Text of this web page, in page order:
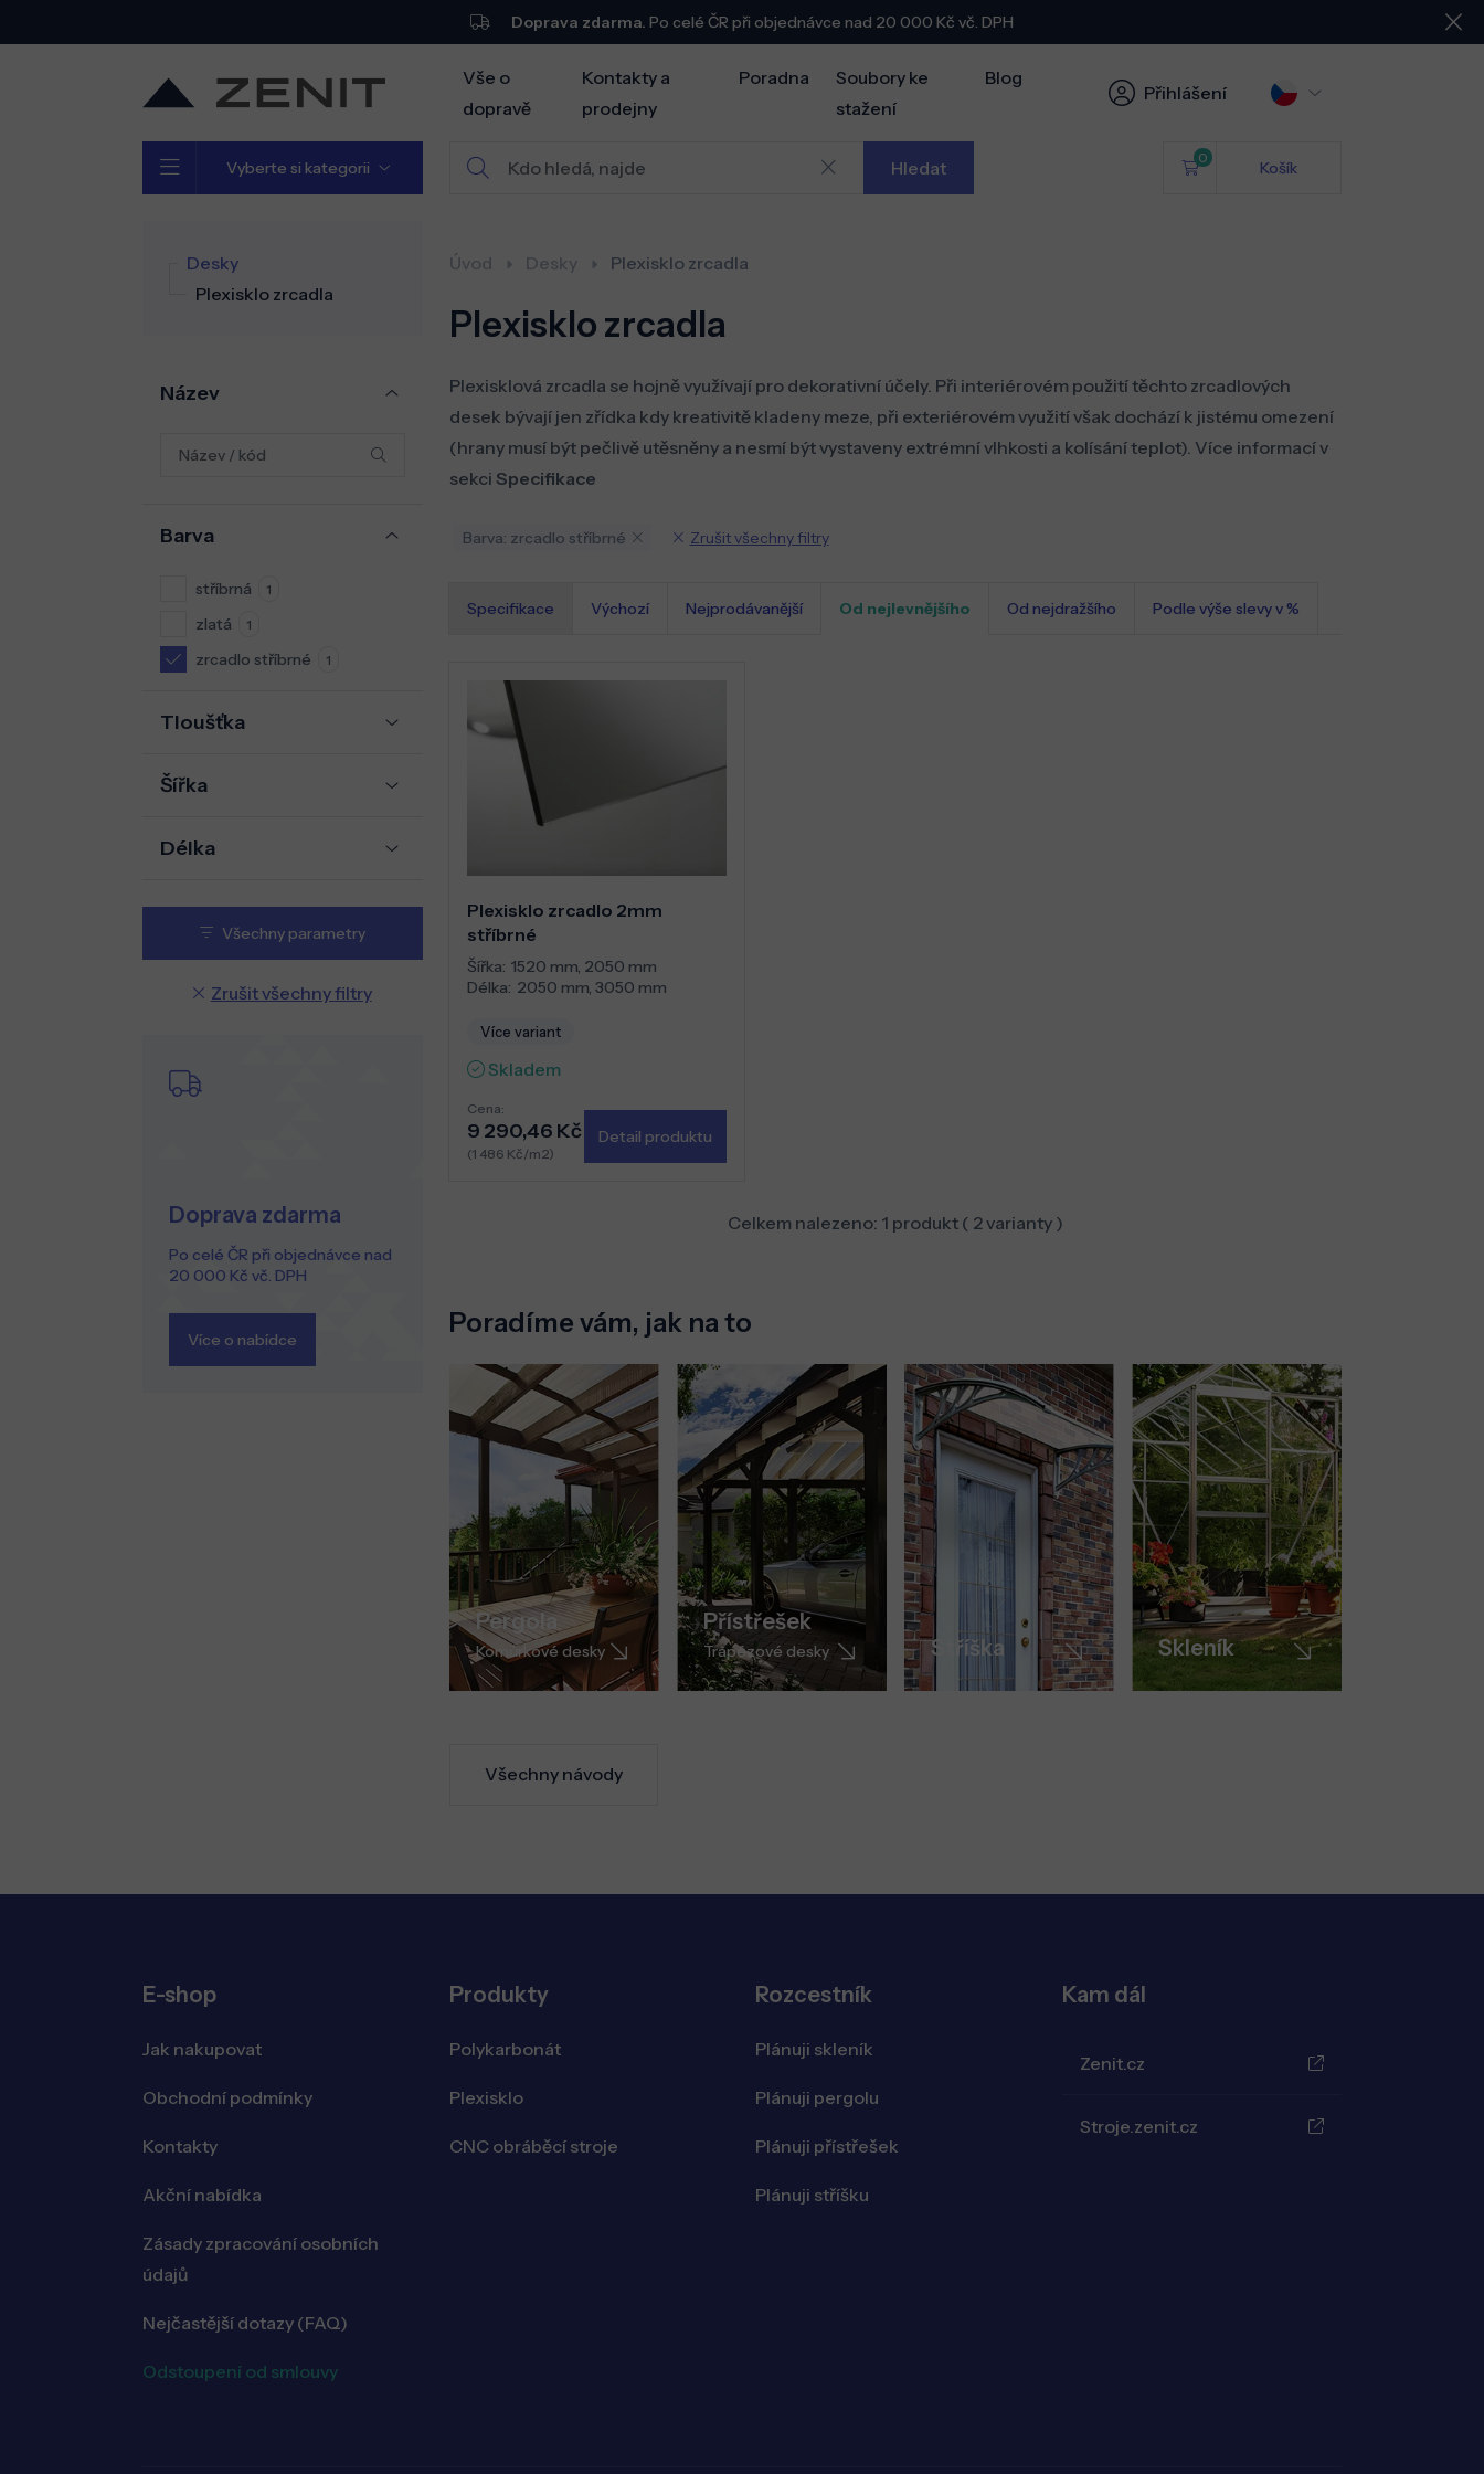
Doprava zdarma. Po celé ČR při objednávce nad 20 000 Kč vč. DPH
Vše o
dopravě
Kontakty a
prodejny
Poradna
Soubory ke
stažení
Blog
Přihlášení
Vyberte si kategorii Hledat 0
Košík
Desky
Plexisklo zrcadla
Název
Barva
stříbrná 1
zlatá 1
zrcadlo stříbrné 1
Tloušťka
Šířka
Délka
Všechny parametry
Zrušit všechny filtry
Doprava zdarma
Po celé ČR při objednávce nad
20 000 Kč vč. DPH
Více o nabídce
Úvod Desky Plexisklo zrcadla
Plexisklo zrcadla
Plexisklová zrcadla se hojně využívají pro dekorativní účely. Při interiérovém použití těchto zrcadlových
desek bývají jen zřídka kdy kreativitě kladeny meze, při exteriérovém využití však dochází k jistému omezení
(hrany musí být pečlivě utěsněny a nesmí být vystaveny extrémní vlhkosti a kolísání teplot). Více informací v
sekci Specifikace
Barva: zrcadlo stříbrné Zrušit všechny filtry
Specifikace Výchozí Nejprodávanější Od nejlevnějšího Od nejdražšího Podle výše slevy v %
Plexisklo zrcadlo 2mm
stříbrné
Šířka: 1520 mm, 2050 mm
Délka: 2050 mm, 3050 mm
Více variant
Skladem
Cena:
9 290,46 Kč
(1 486 Kč/m2)
Detail produktu
Celkem nalezeno: 1 produkt ( 2varianty )
Poradíme vám, jak na to
Pergola
Komůrkové desky
Přístřešek
Trapézové desky Stříška Skleník
Všechny návody
E-shop
Jak nakupovat
Obchodní podmínky
Kontakty
Akční nabídka
Zásady zpracování osobních
údajů
Nejčastější dotazy (FAQ)
Odstoupení od smlouvy
Produkty
Polykarbonát
Plexisklo
CNC obráběcí stroje
Rozcestník
Plánuji skleník
Plánuji pergolu
Plánuji přístřešek
Plánuji stříšku
Kam dál
Zenit.cz
Stroje.zenit.cz